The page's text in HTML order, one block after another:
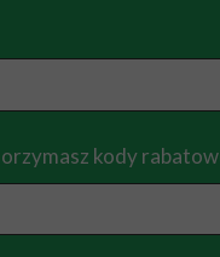
kody
czy
nie może
ktoś napisze za
kończy się
pokazać.